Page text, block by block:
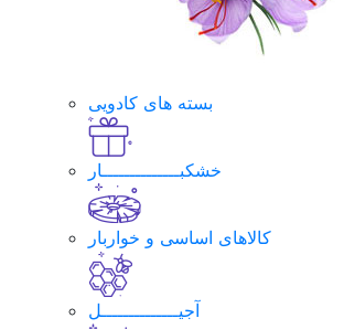
بسته های کادویی
خشکبــــــــــــــار
کالاهای اساسی و خواربار
آجیــــــــــــــل